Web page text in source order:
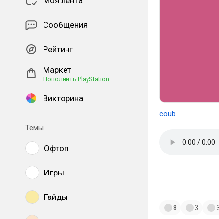
Сообщения
Рейтинг
Маркет
Пополнить PlayStation
Викторина
Темы
Офтоп
Игры
Гайды
coub
8 3 3